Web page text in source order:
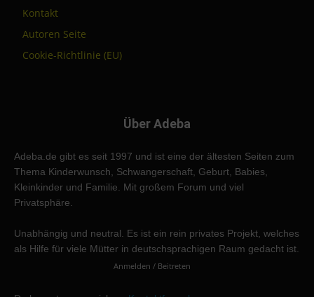
Kontakt
Autoren Seite
Cookie-Richtlinie (EU)
Über Adeba
Adeba.de gibt es seit 1997 und ist eine der ältesten Seiten zum
Thema Kinderwunsch, Schwangerschaft, Geburt, Babies,
Kleinkinder und Familie. Mit großem Forum und viel
Privatsphäre.
Unabhängig und neutral. Es ist ein rein privates Projekt, welches
als Hilfe für viele Mütter in deutschsprachigen Raum gedacht ist.
Anmelden / Beitreten